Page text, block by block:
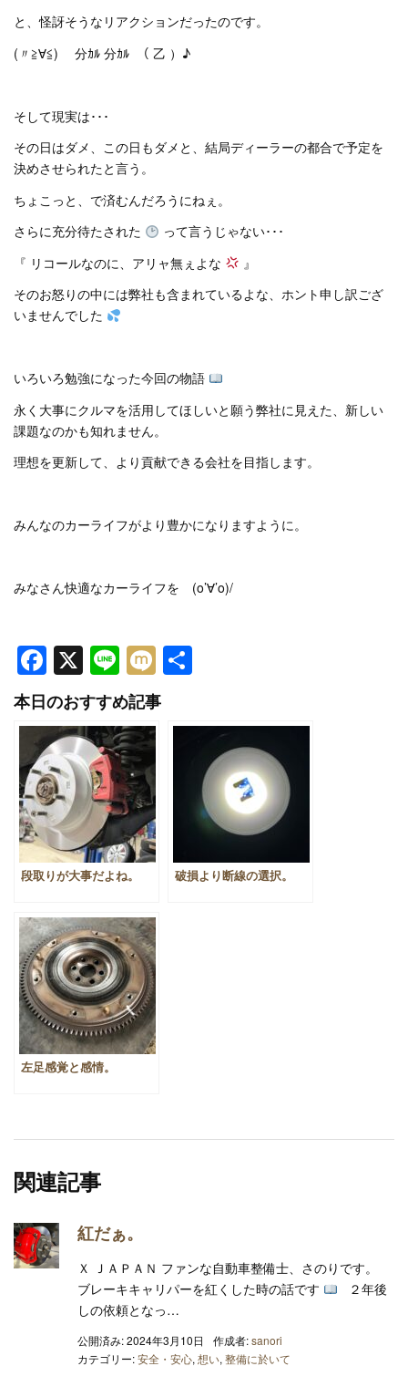
と、怪訝そうなリアクションだったのです。
(〃≧∀≦)ゞ 分ｶﾙ 分ｶﾙ （ 乙 ）♪
そして現実は･･･
その日はダメ、この日もダメと、結局ディーラーの都合で予定を
決めさせられたと言う。
ちょこっと、で済むんだろうにねぇ。
さらに充分待たされた
って言うじゃない･･･
『 リコールなのに、アリャ無ぇよな
』
そのお怒りの中には弊社も含まれているよな、ホント申し訳ござ
いませんでした
いろいろ勉強になった今回の物語
永く大事にクルマを活用してほしいと願う弊社に見えた、新しい
課題なのかも知れません。
理想を更新して、より貢献できる会社を目指します。
みんなのカーライフがより豊かになりますように。
みなさん快適なカーライフを (o’∀’o)/
Facebook
X LineMixi
本日のおすすめ記事
段取りが大事だよね。 破損より断線の選択。
左足感覚と感情。
関連記事
紅だぁ。
Ｘ ＪＡＰＡＮ ファンな自動車整備士、さのりです。
ブレーキキャリパーを紅くした時の話です
２年後
しの依頼となっ…
公開済み: 2024年3月10日 作成者:sanori
カテゴリー:安全・安心, 想い, 整備に於いて